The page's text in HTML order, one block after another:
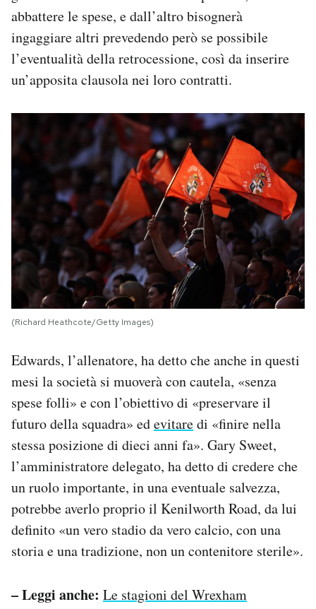
abbattere le spese, e dall’altro bisognerà
ingaggiare altri prevedendo però se possibile
l’eventualità della retrocessione, così da inserire
un’apposita clausola nei loro contratti.
(Richard Heathcote/Getty Images)
Edwards, l’allenatore, ha detto che anche in questi
mesi la società si muoverà con cautela, «senza
spese folli» e con l’obiettivo di «preservare il
futuro della squadra» edevitaredi «finire nella
stessa posizione di dieci anni fa». Gary Sweet,
l’amministratore delegato, ha detto di credere che
un ruolo importante, in una eventuale salvezza,
potrebbe averlo proprio il Kenilworth Road, da lui
definito «un vero stadio da vero calcio, con una
storia e una tradizione, non un contenitore sterile».
– Leggi anche: Le stagioni del Wrexham